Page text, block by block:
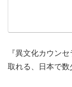
『異文化カウン
取れる、日本で数